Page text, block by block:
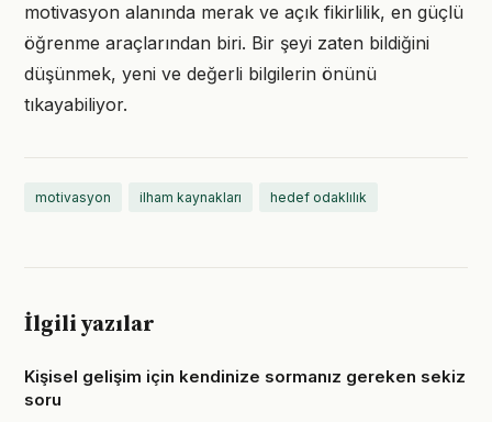
motivasyon alanında merak ve açık fikirlilik, en güçlü
öğrenme araçlarından biri. Bir şeyi zaten bildiğini
düşünmek, yeni ve değerli bilgilerin önünü
tıkayabiliyor.
motivasyon ilham kaynakları hedef odaklılık
İlgili yazılar
Kişisel gelişim için kendinize sormanız gereken sekiz
soru